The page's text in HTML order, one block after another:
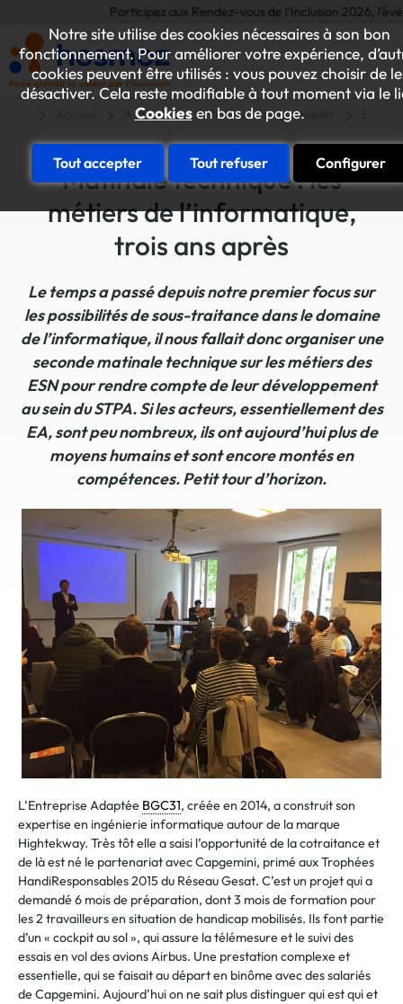
Notre site utilise des cookies nécessaires à son bon
fonctionnement. Pour améliorer votre expérience,
cookies peuvent être utilisés : vous pouvez choisir de
désactiver. Cela reste modifiable à tout moment via le
Cookiesen bas de page.
Tout accepter Tout refuser Configurer
Participez aux Rendez-vous de l'Inclusion 2026,
A la une Articles et communiqués
Matinale technique : les
métiers de l’informatique,
trois ans après
Le temps a passé depuis notre premier focus sur
les possibilités de sous-traitance dans le domaine
de l’informatique, il nous fallait donc organiser une
seconde matinale technique sur les métiers des
ESN pour rendre compte de leur développement
au sein du STPA. Si les acteurs, essentiellement des
EA, sont peu nombreux, ils ont aujourd’hui plus de
moyens humains et sont encore montés en
compétences. Petit tour d’horizon.
L’Entreprise Adaptée BGC31, créée en 2014, a construit son
expertise en ingénierie informatique autour de la marque
Hightekway. Très tôt elle a saisi l’opportunité de la cotraitance et
de là est né le partenariat avec Capgemini, primé aux Trophées
HandiResponsables 2015 du Réseau Gesat. C’est un projet qui a
demandé 6 mois de préparation, dont 3 mois de formation pour
les 2 travailleurs en situation de handicap mobilisés. Ils font partie
d’un « cockpit au sol », qui assure la télémesure et le suivi des
essais en vol des avions Airbus. Une prestation complexe et
essentielle, qui se faisait au départ en binôme avec des salariés
de Capgemini. Aujourd’hui on ne sait plus distinguer qui est qui et